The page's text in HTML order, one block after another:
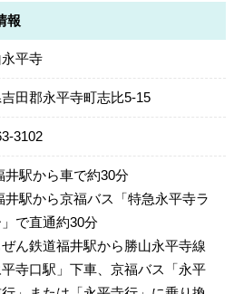
報
平寺
田郡永平寺町志比5-15
3102
井駅から車で約30分
井駅から京福バス「特急永平寺ラ
で直通約30分
ぜん鉄道福井駅から勝山永平寺線
寺口駅」下車、京福バス「永平